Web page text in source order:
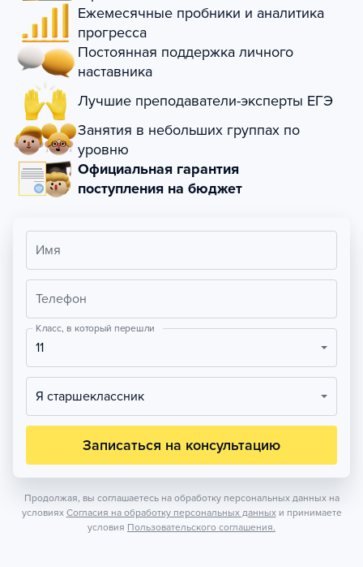
Ежемесячные пробники и аналитика
прогресса
Постоянная поддержка личного
наставника
Лучшие преподаватели-эксперты ЕГЭ
Занятия в небольших группах по
уровню
Официальная гарантия
поступления на бюджет
Имя
Телефон
Класс, в который перешли
11
Я старшеклассник
Записаться на консультацию
Продолжая, вы соглашаетесь на обработку персональных данных на
условиях Согласия на обработку персональных данных и принимаете
условия Пользовательского соглашения.